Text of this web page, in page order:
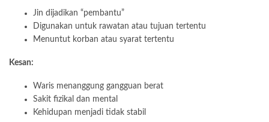
Jin dijadikan “pembantu”
Digunakan untuk rawatan atau tujuan tertentu
Menuntut korban atau syarat tertentu
Kesan:
Waris menanggung gangguan berat
Sakit fizikal dan mental
Kehidupan menjadi tidak stabil